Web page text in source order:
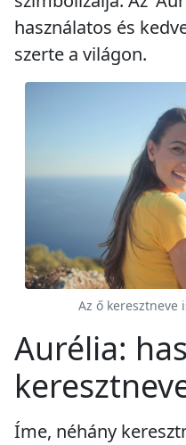
használatos és
szerte a világon.
Az ő keresztneve
Aurélia:
Íme, néhány